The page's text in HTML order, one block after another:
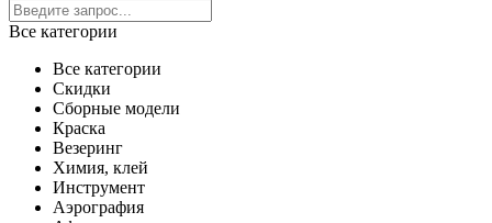
Все категории
Все категории
Скидки
Сборные модели
Краска
Везеринг
Химия, клей
Инструмент
Аэрография